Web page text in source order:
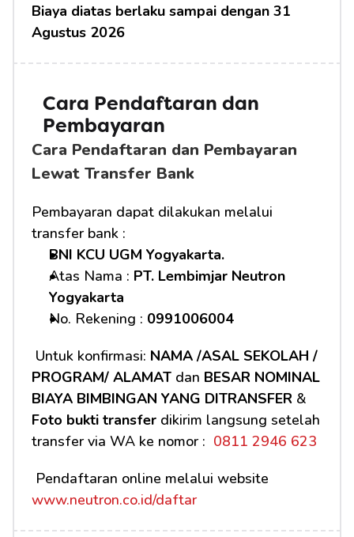
Biaya diatas berlaku sampai dengan 31
Agustus 2026
Cara Pendaftaran dan
Pembayaran
Cara Pendaftaran dan Pembayaran
Lewat Transfer Bank
Pembayaran dapat dilakukan melalui
transfer bank :
BNI KCU UGM Yogyakarta.
Atas Nama : PT. Lembimjar Neutron
Yogyakarta
No. Rekening : 0991006004
Untuk konfirmasi: NAMA /ASAL SEKOLAH /
PROGRAM/ ALAMAT dan BESAR NOMINAL
BIAYA BIMBINGAN YANG DITRANSFER
Foto bukti transfer dikirim langsung setelah
transfer via WA ke nomor : 0811 2946 623
www.neutron.co.id/daftar